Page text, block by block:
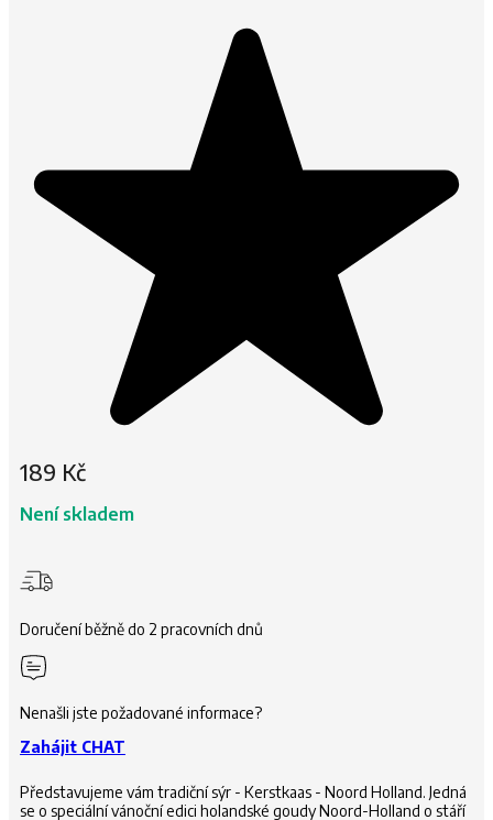
189 Kč
Není skladem
Doručení běžně do 2 pracovních dnů
Nenašli jste požadované informace?
Zahájit CHAT
Představujeme vám tradiční sýr - Kerstkaas - Noord Holland. Jedná
se o speciální vánoční edici holandské goudy Noord-Holland o stáří